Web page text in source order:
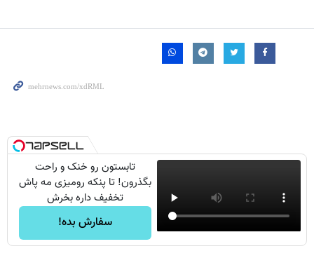
تابستون رو خنک و راحت
بگذرون! تا پنکه رومیزی مه پاش
تخفیف داره بخرش
سفارش بده!